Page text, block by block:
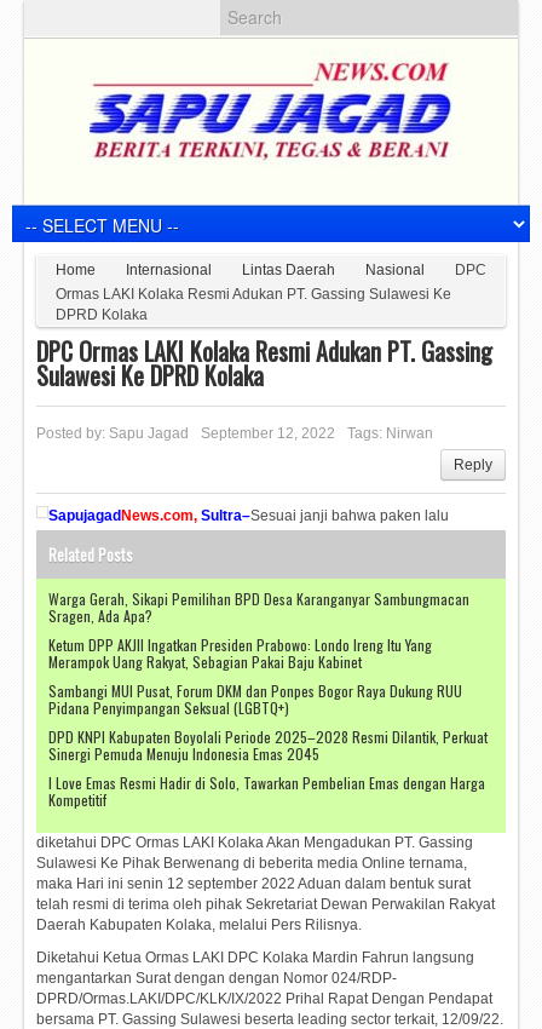
Home Internasional Lintas Daerah Nasional
DPC
Ormas LAKI Kolaka Resmi Adukan PT. Gassing Sulawesi Ke
DPRD Kolaka
DPC Ormas LAKI Kolaka Resmi Adukan PT. Gassing
Sulawesi Ke DPRD Kolaka
Posted by: Sapu Jagad September 12, 2022 Tags: Nirwan
Reply
Related Posts
Warga Gerah, Sikapi Pemilihan BPD Desa Karanganyar Sambungmacan
Sragen, Ada Apa?
Ketum DPP AKJII Ingatkan Presiden Prabowo: Londo Ireng Itu Yang
Merampok Uang Rakyat, Sebagian Pakai Baju Kabinet
Sambangi MUI Pusat, Forum DKM dan Ponpes Bogor Raya Dukung RUU
Pidana Penyimpangan Seksual (LGBTQ+)
DPD KNPI Kabupaten Boyolali Periode 2025–2028 Resmi Dilantik, Perkuat
Sinergi Pemuda Menuju Indonesia Emas 2045
I Love Emas Resmi Hadir di Solo, Tawarkan Pembelian Emas dengan Harga
Kompetitif
Sapujagad News.com, Sultra–Sesuai janji bahwa paken lalu
diketahui DPC Ormas LAKI Kolaka Akan Mengadukan PT. Gassing
Sulawesi Ke Pihak Berwenang di beberita media Online ternama,
maka Hari ini senin 12 september 2022 Aduan dalam bentuk surat
telah resmi di terima oleh pihak Sekretariat Dewan Perwakilan Rakyat
Daerah Kabupaten Kolaka, melalui Pers Rilisnya.
Diketahui Ketua Ormas LAKI DPC Kolaka Mardin Fahrun langsung
mengantarkan Surat dengan dengan Nomor 024/RDP-
DPRD/Ormas.LAKI/DPC/KLK/IX/2022 Prihal Rapat Dengan Pendapat
bersama PT. Gassing Sulawesi beserta leading sector terkait, 12/09/22.